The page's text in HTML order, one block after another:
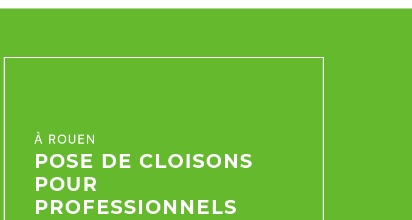
À ROUEN
POSE DE CLOISONS
POUR
PROFESSIONNELS